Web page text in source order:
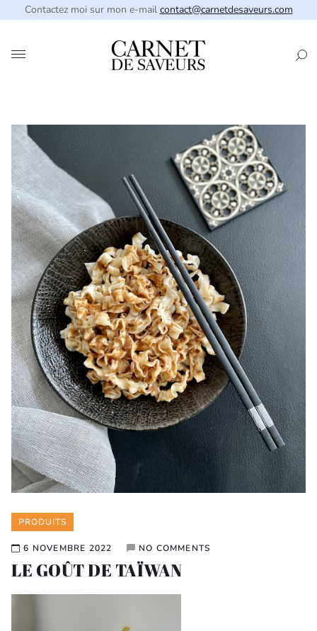
Contactez moi sur mon e-mail contact@carnetdesaveurs.com
Categories
PRODUITS
6 NOVEMBRE 2022 NO COMMENTS
LE GOÛT DE TAÏWAN